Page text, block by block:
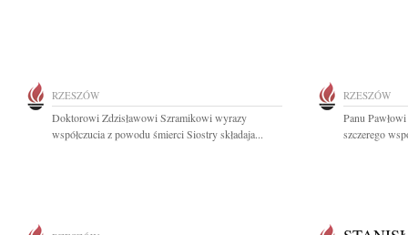
RZESZÓW
Doktorowi Zdzisławowi Szramikowi wyrazy
współczucia z powodu śmierci Siostry składaja...
RZESZÓW
Panu
szczerego